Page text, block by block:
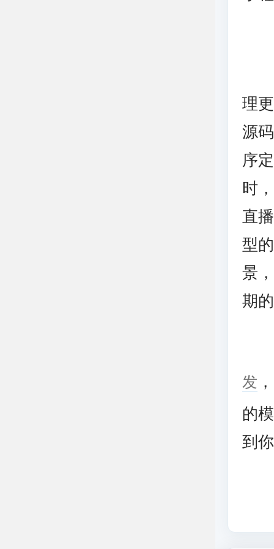
理
源
序
时
直
型
景
期
发
的
到